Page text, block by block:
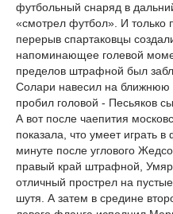
футбольный снаряд в
«смотрел футбол». И только
перерыв спартаковцы
напоминающее голевой
пределов штрафной был
Солари навесил на ближнюю
пробил головой - Песьяков
А вот после чаепития
показала, что умеет играть
минуте после углового
правый край штрафной,
отличный прострел на
шутя. А затем в средине